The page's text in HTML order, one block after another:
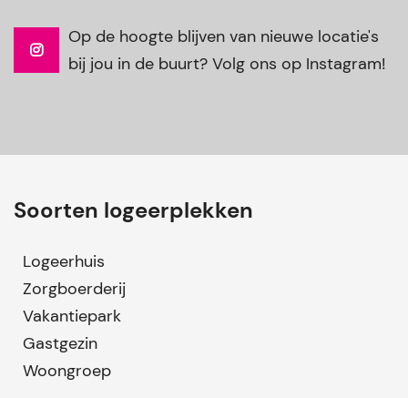
Op de hoogte blijven van nieuwe locatie's
bij jou in de buurt? Volg ons op Instagram!
Soorten logeerplekken
Logeerhuis
Zorgboerderij
Vakantiepark
Gastgezin
Woongroep